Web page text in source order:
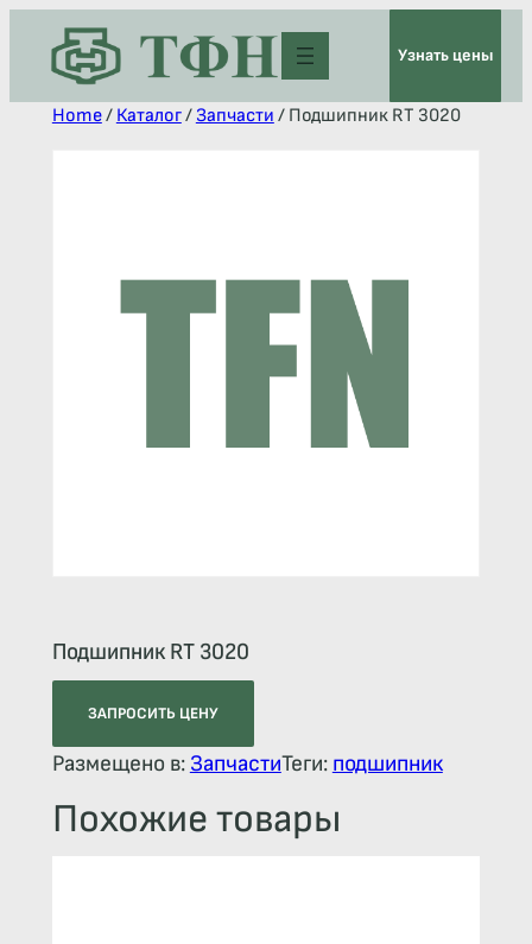
Узнать цены
Home/ Каталог/ Запчасти / Подшипник RT 3020
Подшипник RT 3020
ЗАПРОСИТЬ ЦЕНУ
Размещено в: ЗапчастиТеги: подшипник
Похожие товары